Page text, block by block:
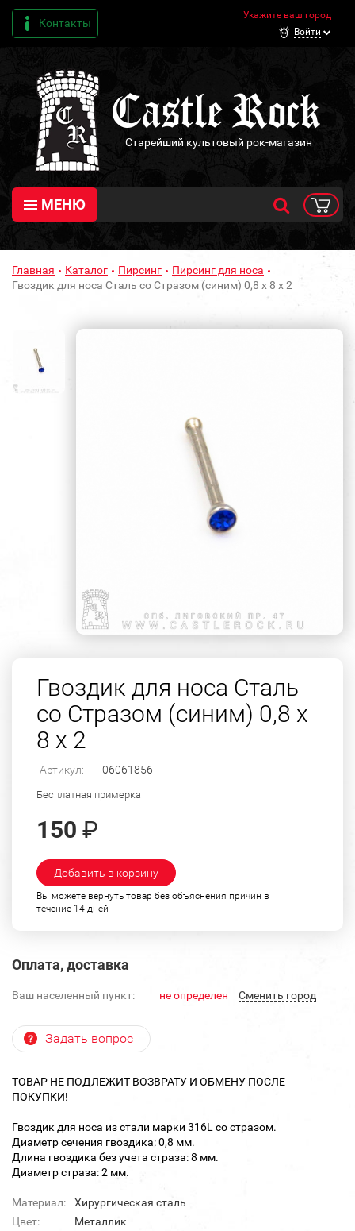
Контакты
Укажите ваш город
Войти
Старейший культовый рок-магазин
МЕНЮ
Главная Каталог Пирсинг
Пирсинг для носа
Гвоздик для носа Сталь со Стразом (синим) 0,8 х 8 х 2
Гвоздик для носа Сталь
со Стразом (синим) 0,8 х
8 х 2
Артикул: 06061856
Бесплатная примерка
150 ₽
Добавить в корзину
Вы можете вернуть товар без объяснения причин в
течение 14 дней
Оплата, доставка
Ваш населенный пункт: не определен Cменить город
Задать вопрос
ТОВАР НЕ ПОДЛЕЖИТ ВОЗВРАТУ И ОБМЕНУ ПОСЛЕ
ПОКУПКИ!
Гвоздик для носа из стали марки 316L со стразом.
Диаметр сечения гвоздика: 0,8 мм.
Длина гвоздика без учета страза: 8 мм.
Диаметр страза: 2 мм.
Материал:
Хирургическая сталь
Цвет:
Металлик